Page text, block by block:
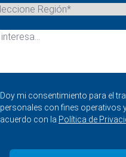
Doy mi consentimiento para el
personales con fines operativos
acuerdo con la Política de